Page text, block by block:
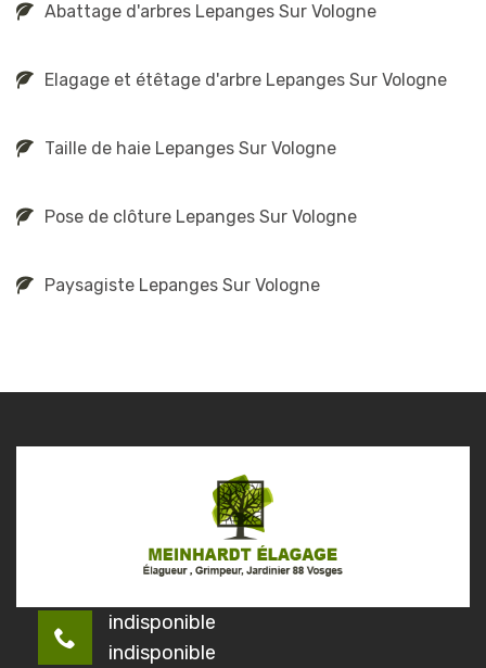
Abattage d'arbres Lepanges Sur Vologne
Elagage et étêtage d'arbre Lepanges Sur Vologne
Taille de haie Lepanges Sur Vologne
Pose de clôture Lepanges Sur Vologne
Paysagiste Lepanges Sur Vologne
indisponible
indisponible